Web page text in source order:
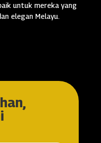
untuk mereka yang
elegan Melayu.